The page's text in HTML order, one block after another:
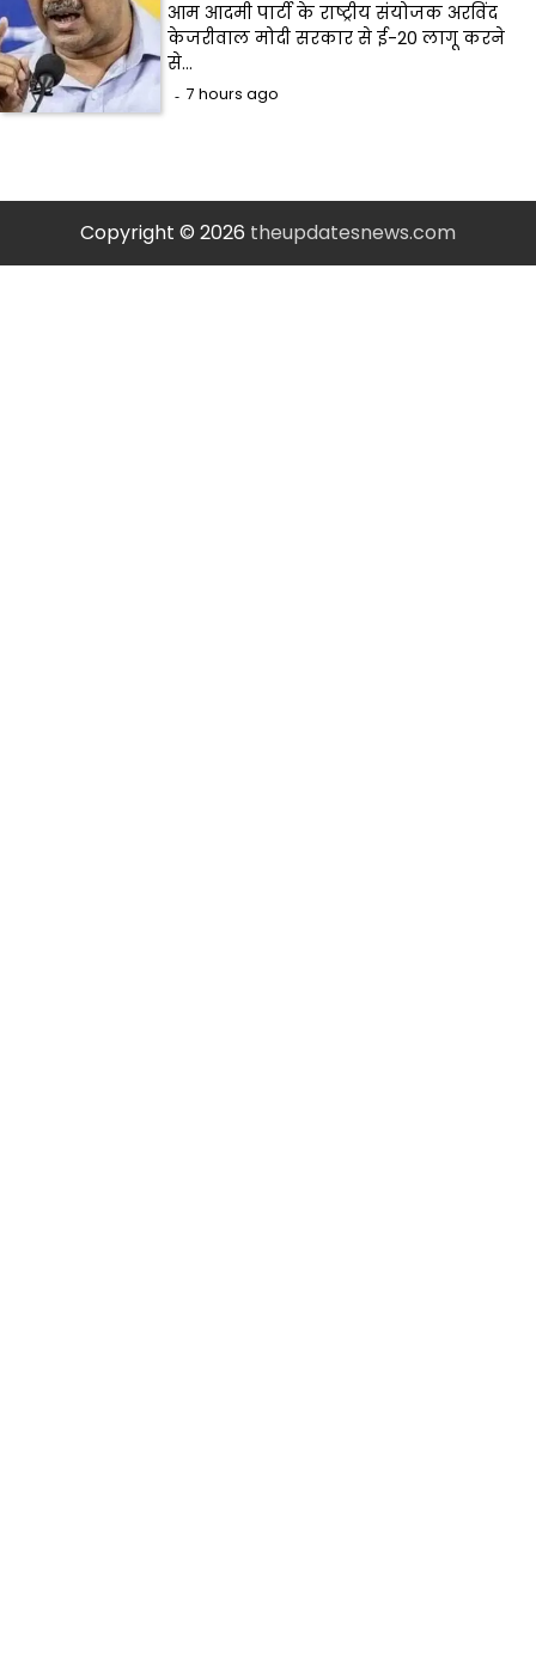
आम आदमी पार्टी के राष्ट्रीय संयोजक अरविंद
केजरीवाल मोदी सरकार से ई-20 लागू करने
से…
7 hours ago
Copyright © 2026 theupdatesnews.com